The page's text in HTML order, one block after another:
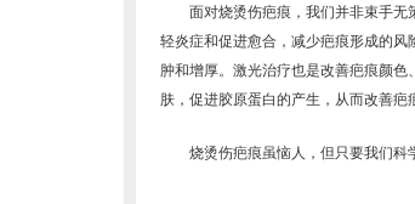
面对烧烫伤疤痕，我们并非束手无
轻炎症和促进愈合，减少疤痕形成的
肿和增厚。激光治疗也是改善疤痕颜
肤，促进胶原蛋白的产生，从而改善疤
烧烫伤疤痕虽恼人，但只要我们科